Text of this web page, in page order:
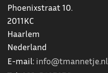
Phoenixstraat 10.
2011KC
Haarlem
Nederland
E-mail: info@tmannetje.nl